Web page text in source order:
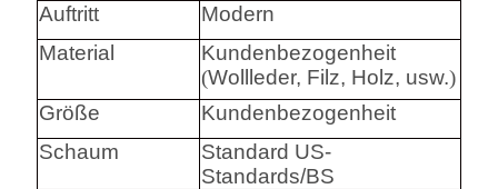
Auftritt
Modern
Material
Kundenbezogenheit
(Wollleder, Filz, Holz, usw.)
Größe
Kundenbezogenheit
Schaum
Standard US-
Standards/BS